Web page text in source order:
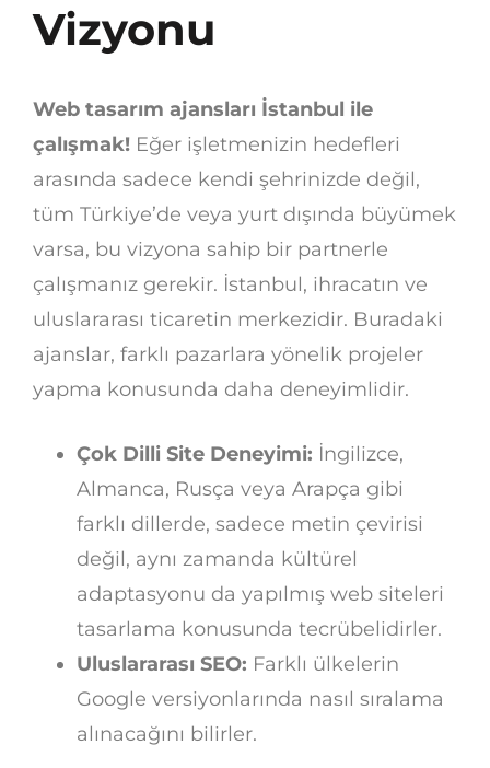
Vizyonu
Web tasarım ajansları İstanbul ile
çalışmak! Eğer işletmenizin hedefleri
arasında sadece kendi şehrinizde değil,
tüm Türkiye’de veya yurt dışında büyümek
varsa, bu vizyona sahip bir partnerle
çalışmanız gerekir. İstanbul, ihracatın ve
uluslararası ticaretin merkezidir. Buradaki
ajanslar, farklı pazarlara yönelik projeler
yapma konusunda daha deneyimlidir.
Çok Dilli Site Deneyimi: İngilizce,
Almanca, Rusça veya Arapça gibi
farklı dillerde, sadece metin çevirisi
değil, aynı zamanda kültürel
adaptasyonu da yapılmış web siteleri
tasarlama konusunda tecrübelidirler.
Uluslararası SEO: Farklı ülkelerin
Google versiyonlarında nasıl sıralama
alınacağını bilirler.